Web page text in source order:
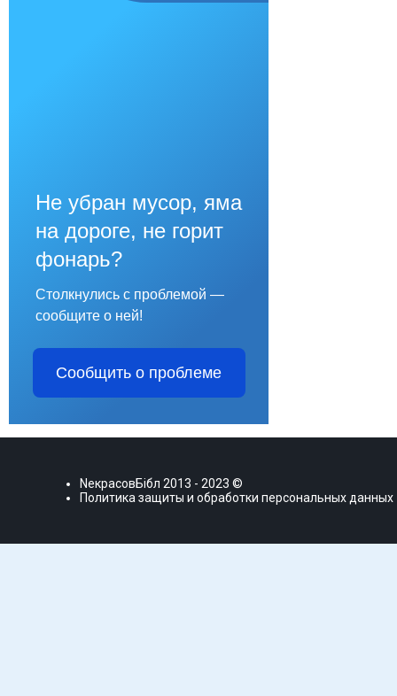
Не убран мусор, яма
на дороге, не горит
фонарь?
Столкнулись с проблемой —
сообщите о ней!
Сообщить о проблеме
NекрасовБiбл 2013 - 2023 ©
Политика защиты и обработки персональных данных